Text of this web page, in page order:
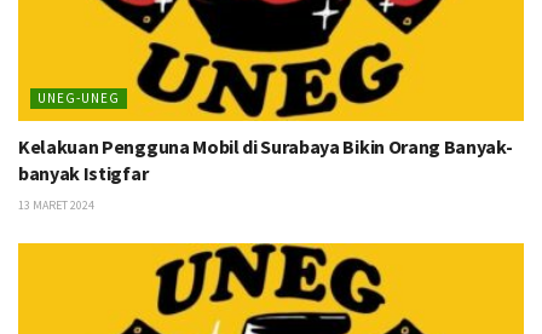
UNEG-UNEG
Kelakuan Pengguna Mobil di Surabaya Bikin Orang Banyak-
banyak Istigfar
13 MARET 2024